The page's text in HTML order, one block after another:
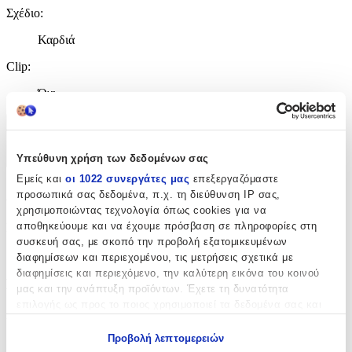
Υπεύθυνη χρήση των δεδομένων σας
Εμείς και οι 1022 συνεργάτες μας επεξεργαζόμαστε
προσωπικά σας δεδομένα, π.χ. τη διεύθυνση IP σας,
χρησιμοποιώντας τεχνολογία όπως cookies για να
αποθηκεύουμε και να έχουμε πρόσβαση σε πληροφορίες στη
συσκευή σας, με σκοπό την προβολή εξατομικευμένων
διαφημίσεων και περιεχομένου, τις μετρήσεις σχετικά με
διαφημίσεις και περιεχόμενο, την καλύτερη εικόνα του κοινού
μας και την ανάπτυξη προϊόντων. Έχετε τη δυνατότητα
Προβολή λεπτομερειών
Σχέδιο:
Καρδιά
Clip:
Όχι
Χαρακτηριστικά
+
Χαρακτηριστικά
Κατασκευαστής:
Guess
Βασικά Χαρακτηριστικά
Χρώμα Υλικού: